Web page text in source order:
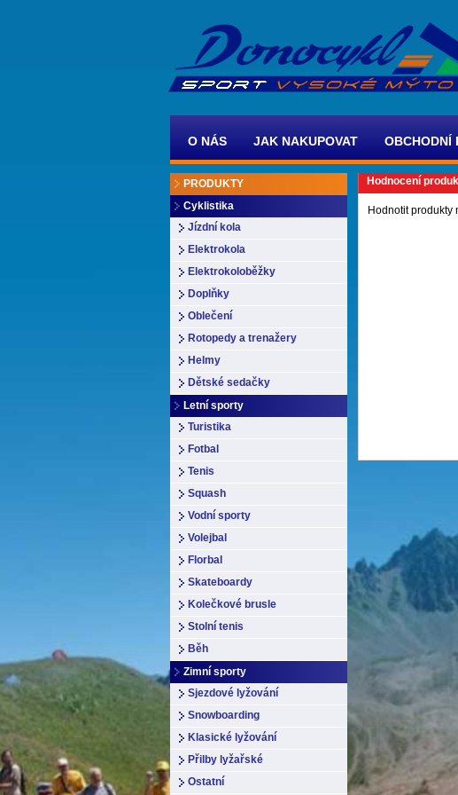
O NÁS JAK NAKUPOVAT OBCHODNÍ
PRODUKTY
Cyklistika
Jízdní kola
Elektrokola
Elektrokoloběžky
Doplňky
Oblečení
Rotopedy a trenažery
Helmy
Dětské sedačky
Letní sporty
Turistika
Fotbal
Tenis
Squash
Vodní sporty
Volejbal
Florbal
Skateboardy
Kolečkové brusle
Stolní tenis
Běh
Zimní sporty
Sjezdové lyžování
Snowboarding
Klasické lyžování
Přilby lyžařské
Ostatní
Hodnocení
Hodnotit produkty